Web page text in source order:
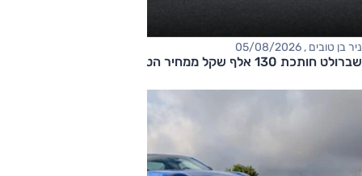
ניר בן טובים , 05/08/2026
שברולט חותכת 130 אלף שקל ממחיר הטאהו